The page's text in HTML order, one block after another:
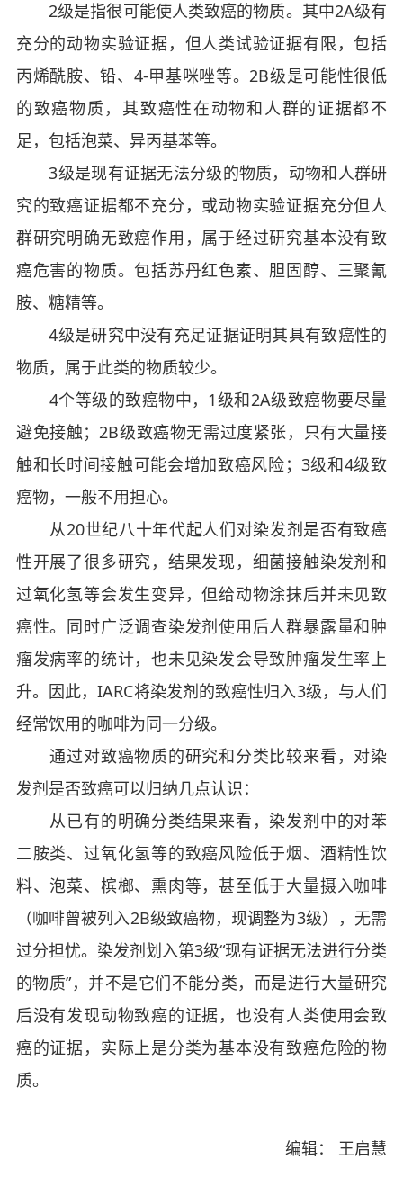
2级是指很可能使人类致癌的物质。其中2A级有
充分的动物实验证据，但人类试验证据有限，包括
丙烯酰胺、铅、4-甲基咪唑等。2B级是可能性很低
的致癌物质，其致癌性在动物和人群的证据都不
足，包括泡菜、异丙基苯等。
3级是现有证据无法分级的物质，动物和人群研
究的致癌证据都不充分，或动物实验证据充分但人
群研究明确无致癌作用，属于经过研究基本没有致
癌危害的物质。包括苏丹红色素、胆固醇、三聚氰
胺、糖精等。
4级是研究中没有充足证据证明其具有致癌性的
物质，属于此类的物质较少。
4个等级的致癌物中，1级和2A级致癌物要尽量
避免接触；2B级致癌物无需过度紧张，只有大量接
触和长时间接触可能会增加致癌风险；3级和4级致
癌物，一般不用担心。
从20世纪八十年代起人们对染发剂是否有致癌
性开展了很多研究，结果发现，细菌接触染发剂和
过氧化氢等会发生变异，但给动物涂抹后并未见致
癌性。同时广泛调查染发剂使用后人群暴露量和肿
瘤发病率的统计，也未见染发会导致肿瘤发生率上
升。因此，IARC将染发剂的致癌性归入3级，与人们
经常饮用的咖啡为同一分级。
通过对致癌物质的研究和分类比较来看，对染
发剂是否致癌可以归纳几点认识：
从已有的明确分类结果来看，染发剂中的对苯
二胺类、过氧化氢等的致癌风险低于烟、酒精性饮
料、泡菜、槟榔、熏肉等，甚至低于大量摄入咖啡
（咖啡曾被列入2B级致癌物，现调整为3级），无需
过分担忧。染发剂划入第3级“现有证据无法进行分类
的物质”，并不是它们不能分类，而是进行大量研究
后没有发现动物致癌的证据，也没有人类使用会致
癌的证据，实际上是分类为基本没有致癌危险的物
质。
编辑： 王启慧